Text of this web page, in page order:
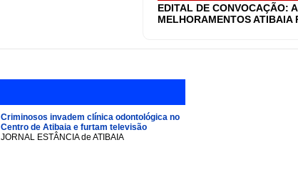
EDITAL DE CONVOCAÇÃO:
MELHORAMENTOS ATIBAIA
Criminosos invadem clínica odontológica no
Centro de Atibaia e furtam televisão
JORNAL ESTÂNCIA de ATIBAIA